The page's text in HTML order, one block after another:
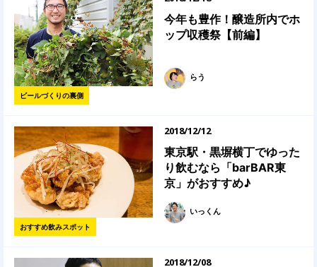
ビールづくりの裏側
今年も豊作！醸造所内でホ
ップ収穫祭【前編】
らう
おすすめ飲みスポット
2018/12/12
東京駅・黒塀横丁でゆった
り飲むなら「barBAR東
京」がおすすめ♪
いっくん
2018/12/08